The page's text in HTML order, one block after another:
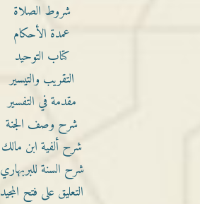
شروط الصلاة
عمدة الأحكام
كتاب التوحيد
التقريب والتيسير
مقدمة في التفسير
شرح وصف الجنة
شرح ألفية ابن مالك
شرح السنة للبربهاري
التعليق على فتح المجيد